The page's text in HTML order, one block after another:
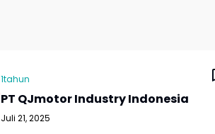
1tahun
PT QJmotor Industry Indonesia
Juli 21, 2025